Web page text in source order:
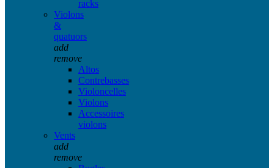
racks
Violons
&
quatuors
add
remove
Altos
Contrebasses
Violoncelles
Violons
Accessoires
violons
Vents
add
remove